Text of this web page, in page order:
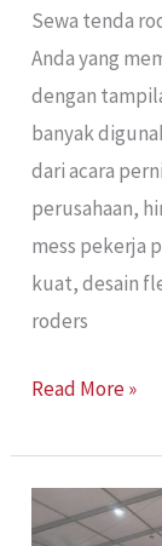
Sewa tenda
Anda yang
dengan
banyak
dari acara
perusahaan,
mess pekerja
kuat, desain
roders
Read More »
Sewa